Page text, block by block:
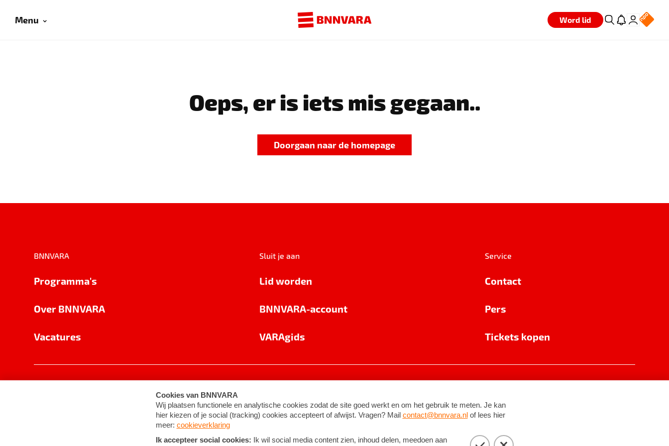
Menu Word lid
Oeps, er is iets mis gegaan..
Doorgaan naar de homepage
BNNVARA
Programma's
Over BNNVARA
Vacatures
Sluit je aan
Lid worden
BNNVARA-account
VARAgids
Service
Contact
Pers
Tickets kopen
Cookie-instellingen Algemene voorwaarden ©2026BNNVARA